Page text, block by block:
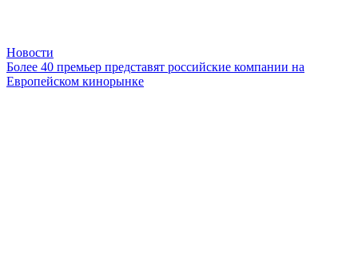
Новости
Более 40 премьер представят российские компании на
Европейском кинорынке